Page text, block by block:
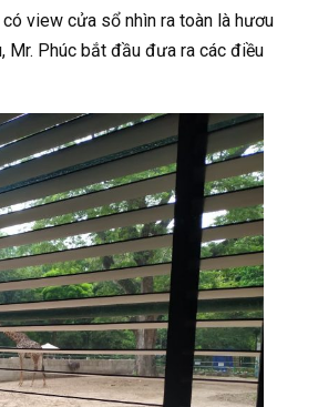
view cửa sổ nhìn ra toàn là hươu
Mr. Phúc bắt đầu đưa ra các điều